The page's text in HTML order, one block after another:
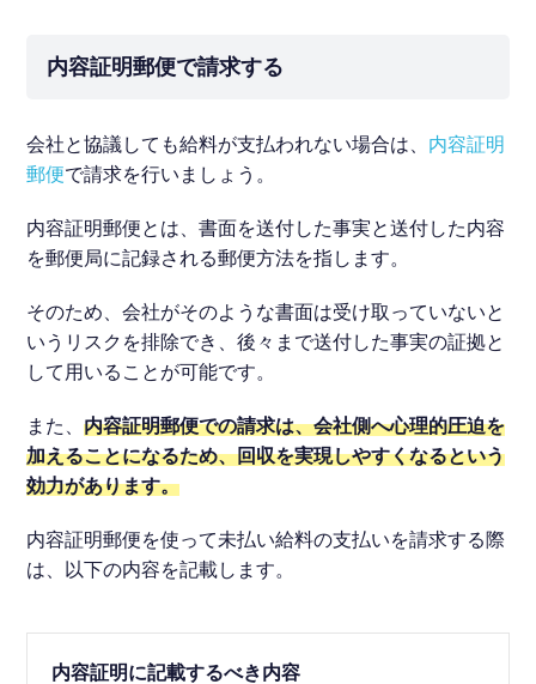
内容証明郵便で請求する
会社と協議しても給料が支払われない場合は、 内容証明
郵便で請求を行いましょう。
内容証明郵便とは、書面を送付した事実と送付した内容
を郵便局に記録される郵便方法を指します。
そのため、会社がそのような書面は受け取っていないと
いうリスクを排除でき、後々まで送付した事実の証拠と
して用いることが可能です。
また、内容証明郵便での請求は、会社側へ心理的圧迫を
加えることになるため、回収を実現しやすくなるという
効力があります。
内容証明郵便を使って未払い給料の支払いを請求する際
は、以下の内容を記載します。
内容証明に記載するべき内容